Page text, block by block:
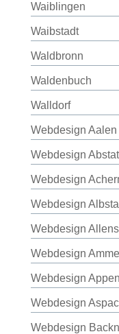
Waiblingen
Waibstadt
Waldbronn
Waldenbuch
Walldorf
Webdesign Aalen
Webdesign
Webdesign
Webdesign
Webdesign
Webdesign
Webdesign
Webdesign
Webdesign